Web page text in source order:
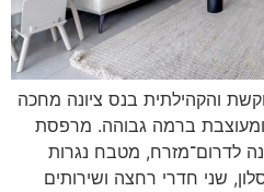
והקהילתית בנס ציונה מחכה
ומעוצבת ברמה גבוהה. מרפסת
20 מ”ר הפונה לדרום־מזרח, מטבח נגרות
שני חדרי רחצה ושירותים